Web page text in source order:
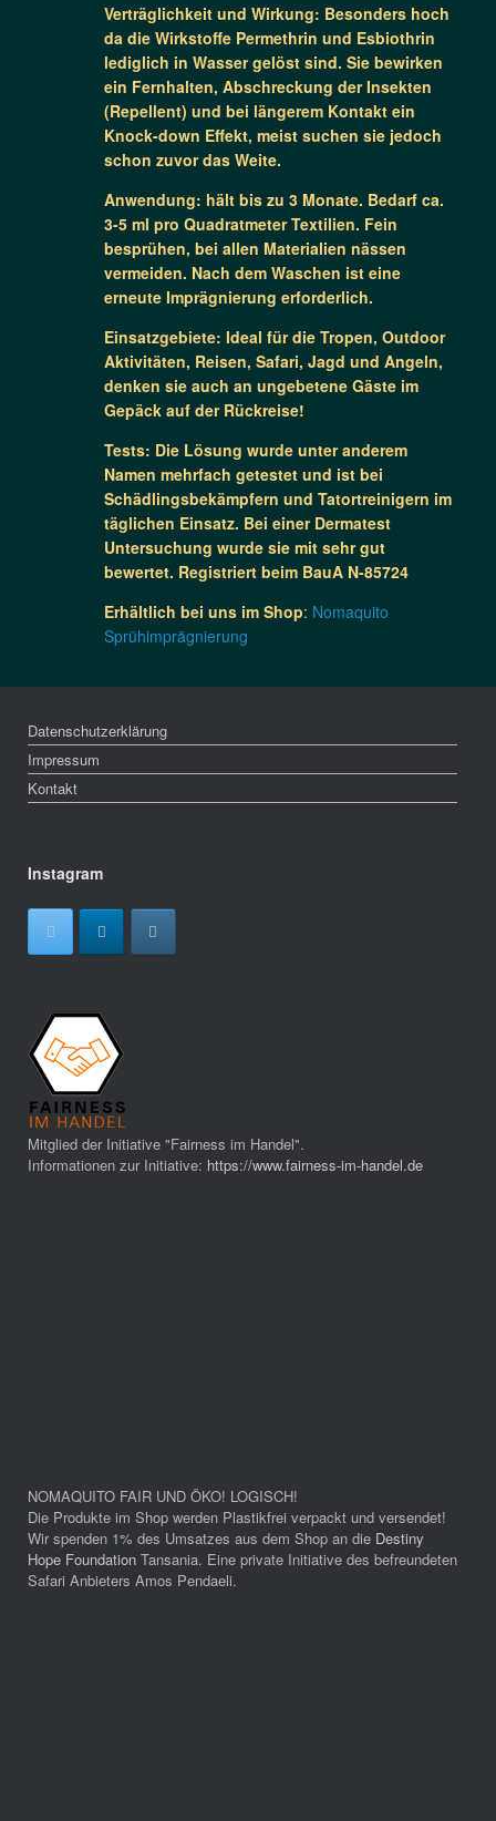
Verträglichkeit und Wirkung: Besonders hoch
da die Wirkstoffe Permethrin und Esbiothrin
lediglich in Wasser gelöst sind. Sie bewirken
ein Fernhalten, Abschreckung der Insekten
(Repellent) und bei längerem Kontakt ein
Knock-down Effekt, meist suchen sie jedoch
schon zuvor das Weite.
Anwendung: hält bis zu 3 Monate. Bedarf ca.
3-5 ml pro Quadratmeter Textilien. Fein
besprühen, bei allen Materialien nässen
vermeiden. Nach dem Waschen ist eine
erneute Imprägnierung erforderlich.
Einsatzgebiete: Ideal für die Tropen, Outdoor
Aktivitäten, Reisen, Safari, Jagd und Angeln,
denken sie auch an ungebetene Gäste im
Gepäck auf der Rückreise!
Tests: Die Lösung wurde unter anderem
Namen mehrfach getestet und ist bei
Schädlingsbekämpfern und Tatortreinigern im
täglichen Einsatz. Bei einer Dermatest
Untersuchung wurde sie mit sehr gut
bewertet. Registriert beim BauA N-85724
Erhältlich bei uns im Shop: Nomaquito
Sprühimprägnierung
Datenschutzerklärung
Impressum
Kontakt
Instagram
Mitglied der Initiative "Fairness im Handel".
Informationen zur Initiative: https://www.fairness-im-handel.de
NOMAQUITO FAIR UND ÖKO! LOGISCH!
Die Produkte im Shop werden Plastikfrei verpackt und versendet!
Wir spenden 1% des Umsatzes aus dem Shop an die Destiny
Hope Foundation Tansania. Eine private Initiative des befreundeten
Safari Anbieters Amos Pendaeli.